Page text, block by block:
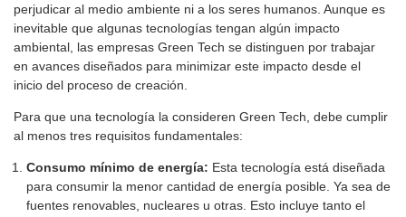
perjudicar al medio ambiente ni a los seres humanos. Aunque es
inevitable que algunas tecnologías tengan algún impacto
ambiental, las empresas Green Tech se distinguen por trabajar
en avances diseñados para minimizar este impacto desde el
inicio del proceso de creación.
Para que una tecnología la consideren Green Tech, debe cumplir
al menos tres requisitos fundamentales:
Consumo mínimo de energía: Esta tecnología está diseñada
para consumir la menor cantidad de energía posible. Ya sea de
fuentes renovables, nucleares u otras. Esto incluye tanto el